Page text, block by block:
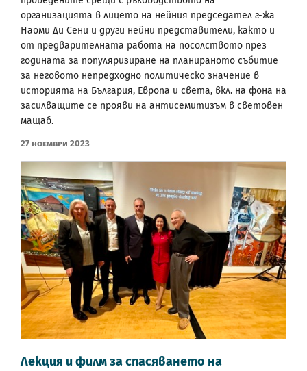
организацията в лицето на нейния председател г-жа
Наоми Ди Сени и други нейни представители, както и
от предварителната работа на посолството през
годината за популяризиране на планираното събитие
за неговото непредходно политическо значение в
историята на България, Европа и света, вкл. на фона на
засилващите се прояви на антисемитизъм в световен
мащаб.
27 Ноември 2023
Лекция и филм за спасяването на